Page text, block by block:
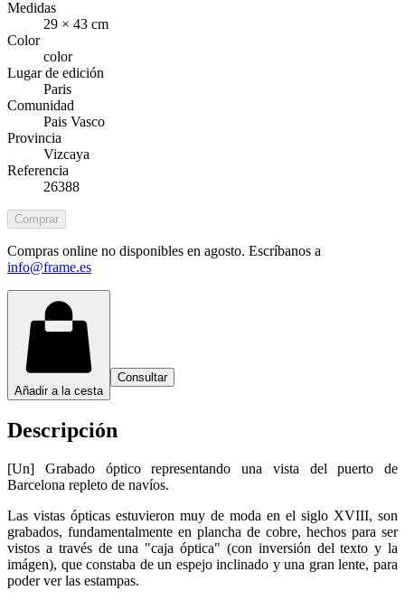
Medidas
29 × 43 cm
Color
color
Lugar de edición
Paris
Comunidad
Pais Vasco
Provincia
Vizcaya
Referencia
26388
Comprar
Compras online no disponibles en agosto. Escríbanos a
info@frame.es
Añadir a la cesta
Consultar
Descripción
[Un] Grabado óptico representando una vista del puerto de
Barcelona repleto de navíos.
Las vistas ópticas estuvieron muy de moda en el siglo XVIII, son
grabados, fundamentalmente en plancha de cobre, hechos para ser
vistos a través de una "caja óptica" (con inversión del texto y la
imágen), que constaba de un espejo inclinado y una gran lente, para
poder ver las estampas.